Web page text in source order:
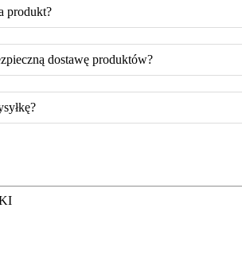
produkt?
dostawę produktów?